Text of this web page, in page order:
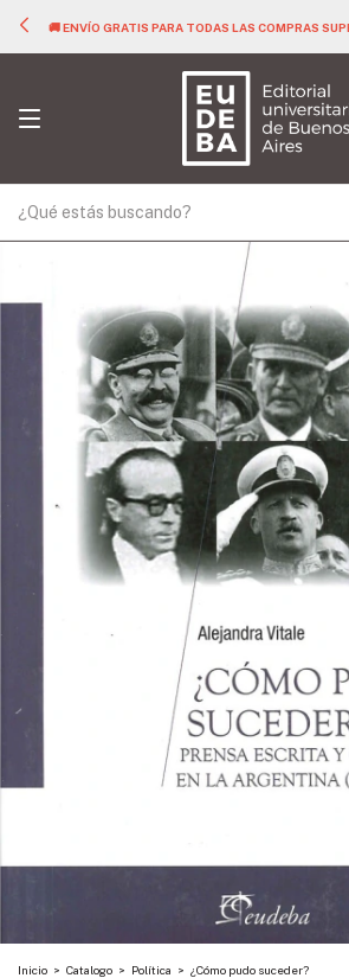
🚚 ENVÍO GRATIS PARA TODAS LAS COMPRAS
Inicio > Catalogo > Política > ¿Cómo pudo suceder?